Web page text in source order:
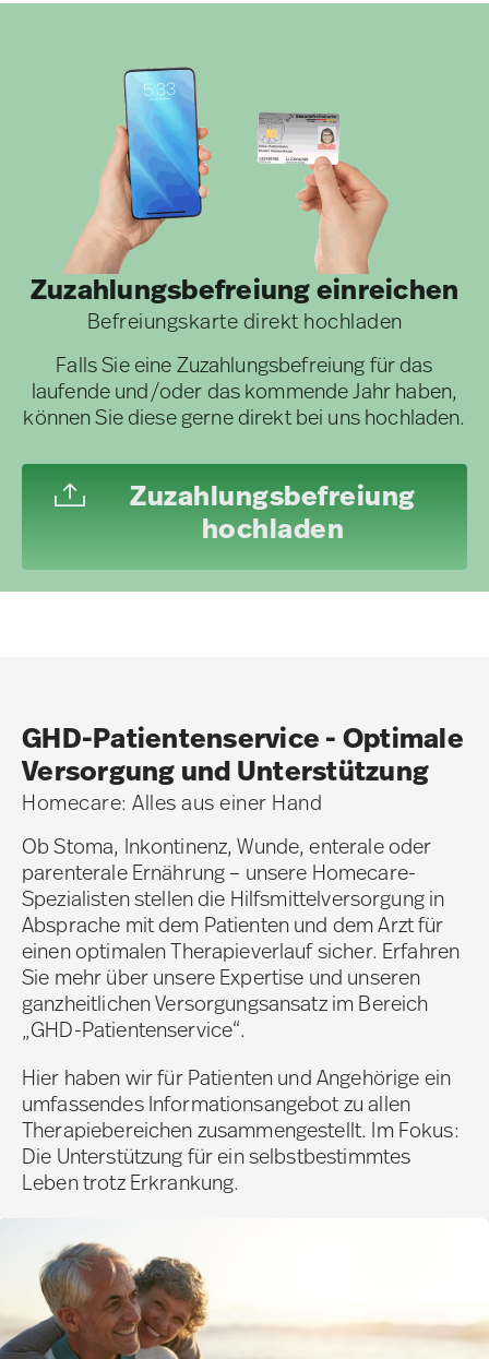
Zuzahlungsbefreiung einreichen
Befreiungskarte direkt hochladen
Falls Sie eine Zuzahlungsbefreiung für das
laufende und/oder das kommende Jahr haben,
können Sie diese gerne direkt bei uns hochladen.
Zuzahlungsbefreiung
hochladen
GHD-Patientenservice - Optimale
Versorgung und Unterstützung
Homecare: Alles aus einer Hand
Ob Stoma, Inkontinenz, Wunde, enterale oder
parenterale Ernährung – unsere Homecare-
Spezialisten stellen die Hilfsmittelversorgung in
Absprache mit dem Patienten und dem Arzt für
einen optimalen Therapieverlauf sicher. Erfahren
Sie mehr über unsere Expertise und unseren
ganzheitlichen Versorgungsansatz im Bereich
„GHD-Patientenservice“.
Hier haben wir für Patienten und Angehörige ein
umfassendes Informationsangebot zu allen
Therapiebereichen zusammengestellt. Im Fokus:
Die Unterstützung für ein selbstbestimmtes
Leben trotz Erkrankung.